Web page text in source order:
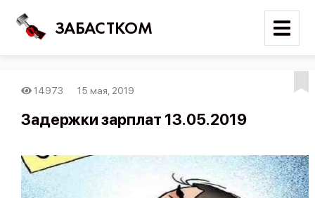
ЗАБАСТКОМ
Карта событий
14973 15 мая, 2019
Задержки зарплат 13.05.2019